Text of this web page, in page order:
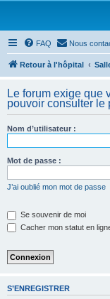
FAQ Nous
Retour à l'hôpital
Le forum exige que
pouvoir consulter le
Nom d’utilisateur :
Mot de passe :
J’ai oublié mon mot de passe
Se souvenir de moi
Cacher mon statut en
S’ENREGISTRER